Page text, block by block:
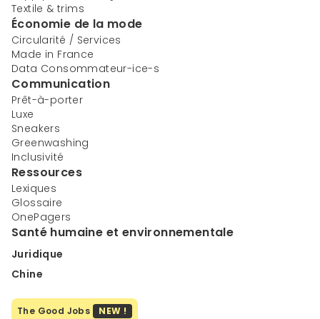
Textile & trims
Économie de la mode
Circularité / Services
Made in France
Data Consommateur-ice-s
Communication
Prêt-à-porter
Luxe
Sneakers
Greenwashing
Inclusivité
Ressources
Lexiques
Glossaire
OnePagers
Santé humaine et environnementale
Juridique
Chine
The Good Jobs NEW !